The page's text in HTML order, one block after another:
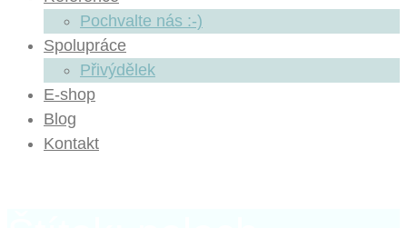
Pochvalte nás :-)
Spolupráce
Přivýdělek
E-shop
Blog
Kontakt